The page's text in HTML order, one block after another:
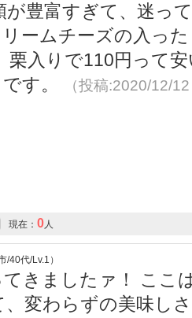
が豊富すぎて、迷っ
ームチーズの入っ
栗入りで110円って
す。
（投稿:2020/12/
現在： 0人
/40代/Lv.1）
きましたァ！ ここ
変わらずの美味し